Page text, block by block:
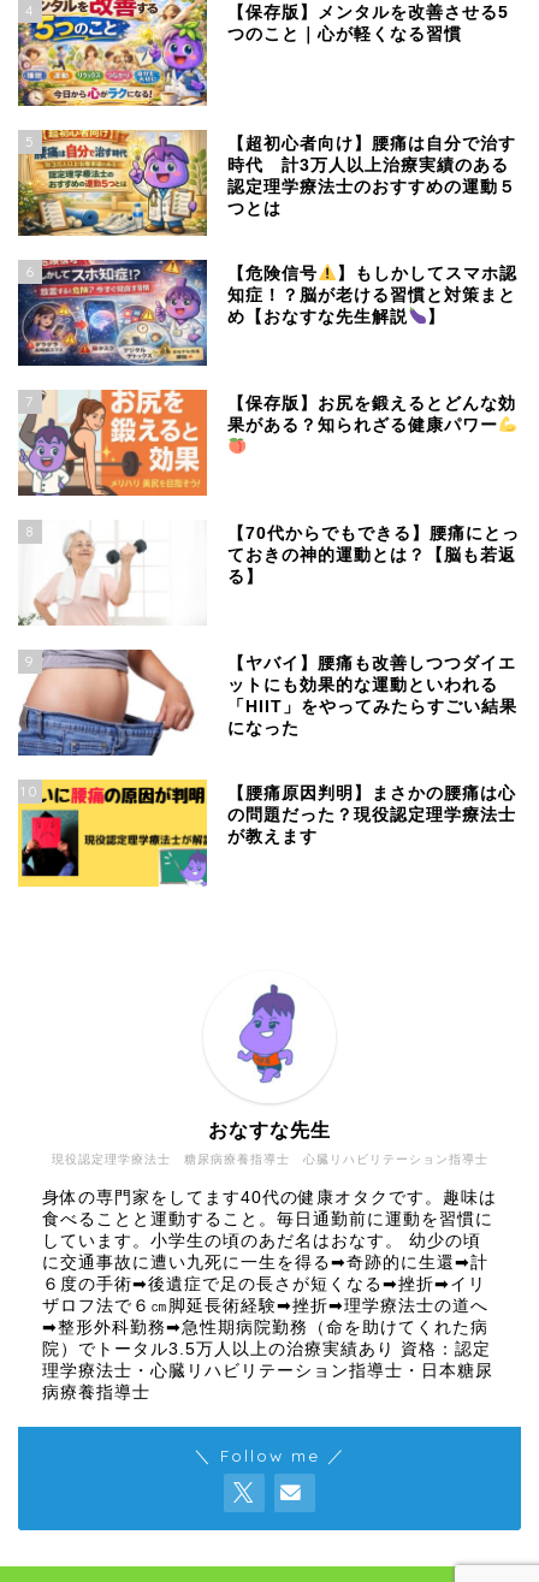
4
【保存版】メンタルを改善させる5
つのこと｜心が軽くなる習慣
5
【超初心者向け】腰痛は自分で治す
時代 計3万人以上治療実績のある
認定理学療法士のおすすめの運動５
つとは
6 【危険信号
】もしかしてスマホ認
知症！？脳が老ける習慣と対策まと
め【おなすな先生解説
】
7
【保存版】お尻を鍛えるとどんな効
果がある？知られざる健康パワー
8
【70代からでもできる】腰痛にとっ
ておきの神的運動とは？【脳も若返
る】
9
【ヤバイ】腰痛も改善しつつダイエ
ットにも効果的な運動といわれる
「HIIT」をやってみたらすごい結果
になった
10
【腰痛原因判明】まさかの腰痛は心
の問題だった？現役認定理学療法士
が教えます
現役認定理学療法士 糖尿病療養指導士 心臓リハビリテーション指導士
おなすな先生
身体の専門家をしてます40代の健康オタクです。趣味は
食べることと運動すること。毎日通勤前に運動を習慣に
しています。小学生の頃のあだ名はおなす。 幼少の頃
に交通事故に遭い九死に一生を得る➡奇跡的に生還➡計
６度の手術➡後遺症で足の長さが短くなる➡挫折➡イリ
ザロフ法で６㎝脚延長術経験➡挫折➡理学療法士の道へ
➡整形外科勤務➡急性期病院勤務（命を助けてくれた病
院）でトータル3.5万人以上の治療実績あり 資格：認定
理学療法士・心臓リハビリテーション指導士・日本糖尿
病療養指導士
＼ Follow me ／